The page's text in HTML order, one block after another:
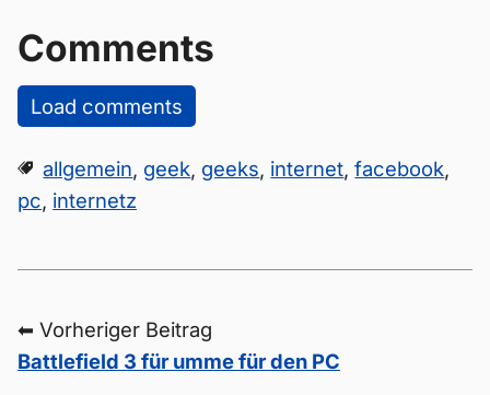
Comments
Load comments
allgemein, geek, geeks, internet,facebook,
pc, internetz
⬅ Vorheriger Beitrag
Battlefield 3 für umme für den PC